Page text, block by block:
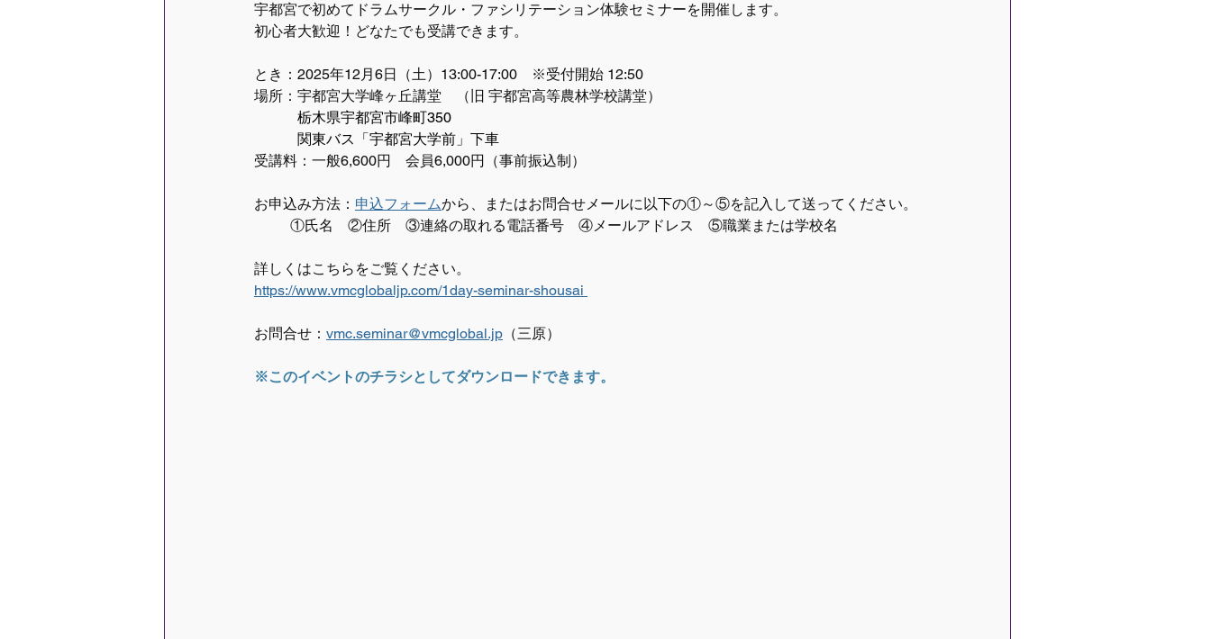
宇都宮で初めてドラムサークル・ファシリテーション体験セミナーを開催します。
初心者大歓迎！どなたでも受講できます。
とき：2025年12月6日（土）13:00-17:00　※受付開始 12:50
場所：宇都宮大学峰ヶ丘講堂　（旧 宇都宮高等農林学校講堂）
栃木県宇都宮市峰町350
関東バス「宇都宮大学前」下車
受講料：一般6,600円　会員6,000円（事前振込制）
お申込み方法： 申込フォームから、またはお問合せメールに以下の①～⑤を記入して送ってください。
	①氏名　②住所　③連絡の取れる電話番号　④メールアドレス　⑤職業または学校名
詳しくはこちらをご覧ください。
https://www.vmcglobaljp.com/1day-seminar-shousai
お問合せ： vmc.seminar@vmcglobal.jp （三原）
※このイベントのチラシとしてダウンロードできます。